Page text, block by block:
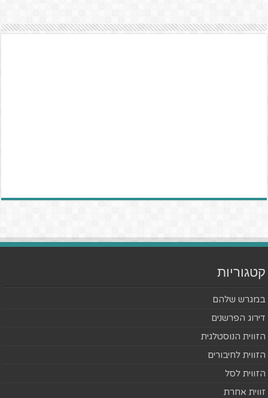
קטגוריות
במגרש שלהם
דירוג הפרשנים
הזווית הנוסטלגית
הזווית לחיבורים
הזווית לסל
זווית אחרת